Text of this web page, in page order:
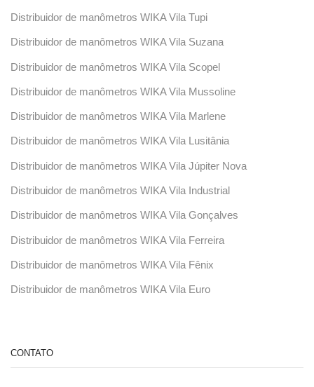
Distribuidor de manômetros WIKA Vila Tupi
Distribuidor de manômetros WIKA Vila Suzana
Distribuidor de manômetros WIKA Vila Scopel
Distribuidor de manômetros WIKA Vila Mussoline
Distribuidor de manômetros WIKA Vila Marlene
Distribuidor de manômetros WIKA Vila Lusitânia
Distribuidor de manômetros WIKA Vila Júpiter Nova
Distribuidor de manômetros WIKA Vila Industrial
Distribuidor de manômetros WIKA Vila Gonçalves
Distribuidor de manômetros WIKA Vila Ferreira
Distribuidor de manômetros WIKA Vila Fênix
Distribuidor de manômetros WIKA Vila Euro
CONTATO